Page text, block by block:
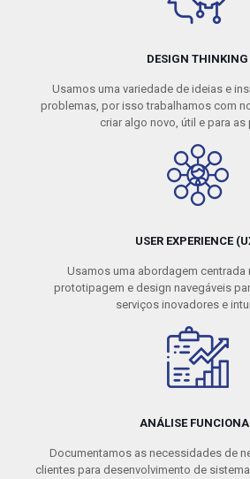
DESIGN THINKING
Usamos uma variedade de ideias e
problemas, por isso trabalhamos com
criar algo novo, útil e para
USER EXPERIENCE
Usamos uma abordagem centrada
prototipagem e design navegáveis
serviços inovadores e
ANÁLISE
Documentamos as necessidades de
clientes para desenvolvimento de